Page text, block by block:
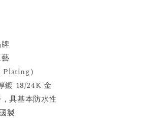
Plating）
鍍 18/24K 金
具基本防水性
製